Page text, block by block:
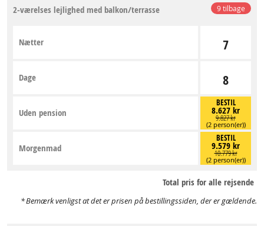
9 tilbage
2-værelses lejlighed med balkon/terrasse
7
Nætter
8
Dage
BESTIL
8.627 kr
9.827 kr
(2 person(er))
Uden pension
BESTIL
9.579 kr
10.779 kr
(2 person(er))
Morgenmad
Total pris for alle rejsende
Bemærk venligst at det er prisen på bestillingssiden, der er gældende.